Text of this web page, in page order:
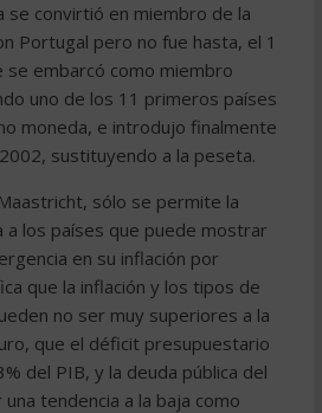
se convirtió en miembro de la
Portugal pero no fue hasta, el 1
embarcó como miembro
uno de los 11 primeros países
moneda, e introdujo finalmente
sustituyendo a la peseta.
sólo se permite la
a los países que puede mostrar
en su inflación por
que la inflación y los tipos de
no ser muy superiores a la
que el déficit presupuestario
del PIB, y la deuda pública del
tendencia a la baja como